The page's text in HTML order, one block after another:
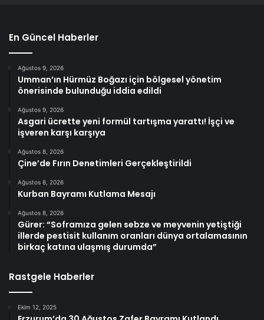
En Güncel Haberler
Ağustos 9, 2026
Umman’ın Hürmüz Boğazı için bölgesel yönetim
önerisinde bulunduğu iddia edildi
Ağustos 9, 2026
Asgari ücrette yeni formül tartışma yarattı! İşçi ve
işveren karşı karşıya
Ağustos 8, 2026
Çine’de Fırın Denetimleri Gerçekleştirildi
Ağustos 8, 2026
Kurban Bayramı Kutlama Mesajı
Ağustos 8, 2026
Gürer: “Soframıza gelen sebze ve meyvenin yetiştiği
illerde pestisit kullanım oranları dünya ortalamasının
birkaç katına ulaşmış durumda”
Rastgele Haberler
Ekim 12, 2025